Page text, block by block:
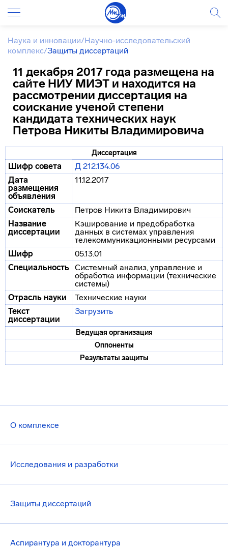
О комплексе
Исследования и разработки
Защиты диссертаций
Аспирантура и докторантура
Наука и инновации/Научно-исследовательский
комплекс/Защиты диссертаций
11 декабря 2017 года размещена на
сайте НИУ МИЭТ и находится на
рассмотрении диссертация на
соискание ученой степени
кандидата технических наук
Петрова Никиты Владимировича
Диссертация
Шифр совета
Д 212.134.06
Дата
размещения
объявления
11.12.2017
Соискатель
Петров Никита Владимирович
Название
диссертации
Кэширование и предобработка
данных в системах управления
телекоммуникационными ресурсами
Шифр
05.13.01
Специальность Системный анализ, управление и
обработка информации (технические
системы)
Отрасль науки
Технические науки
Текст
диссертации
Загрузить
Ведущая организация
Оппоненты
Результаты защиты